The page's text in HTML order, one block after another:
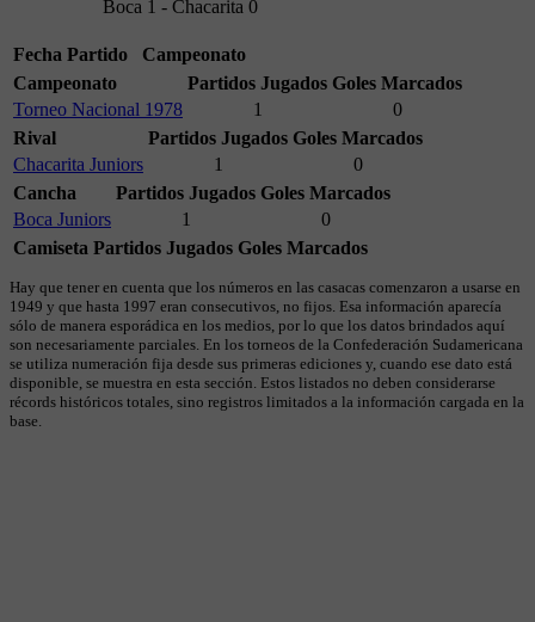
Boca 1 - Chacarita 0
Fecha Partido
Campeonato
Campeonato
Partidos Jugados Goles Marcados
Torneo Nacional 1978
1
0
Rival
Partidos Jugados Goles Marcados
Chacarita Juniors
1
0
Cancha
Partidos Jugados Goles Marcados
Boca Juniors
1
0
Camiseta Partidos Jugados Goles Marcados
Hay que tener en cuenta que los números en las casacas comenzaron a usarse en
1949 y que hasta 1997 eran consecutivos, no fijos. Esa información aparecía
sólo de manera esporádica en los medios, por lo que los datos brindados aquí
son necesariamente parciales. En los torneos de la Confederación Sudamericana
se utiliza numeración fija desde sus primeras ediciones y, cuando ese dato está
disponible, se muestra en esta sección. Estos listados no deben considerarse
récords históricos totales, sino registros limitados a la información cargada en la
base.